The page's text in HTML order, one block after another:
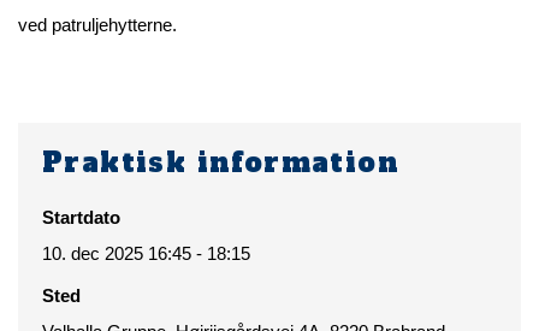
ved patruljehytterne.
Praktisk information
Startdato
10. dec 2025 16:45 - 18:15
Sted